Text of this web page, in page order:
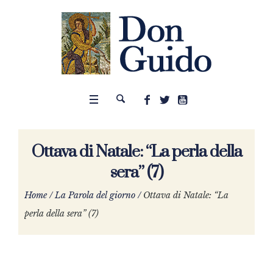
Ottava di Natale: “La perla della
sera” (7)
Home /La Parola del giorno /Ottava di Natale: “La
perla della sera” (7)